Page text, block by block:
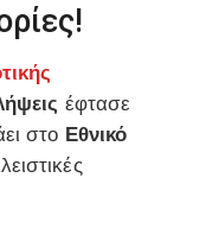
έφτασε
στο Εθνικό